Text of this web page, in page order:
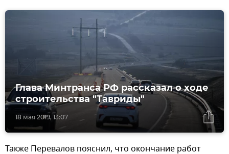
18 мая 2019, 13:07
Глава Минтранса РФ рассказал о ходе
строительства "Тавриды"
Также Перевалов пояснил, что окончание работ